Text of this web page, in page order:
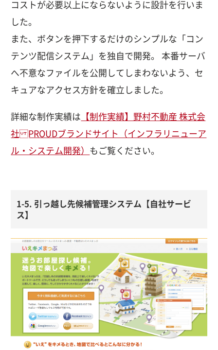
コストが必要以上にならないように設計を行いま
した。
また、ボタンを押下するだけのシンプルな「コン
テンツ配信システム」を独自で開発。 本番サーバ
へ不意なファイルを公開してしまわないよう、セ
キュアなアクセス方針を確立しました。
詳細な制作実績は 【制作実績】野村不動産 株式会
社 PROUDブランドサイト（インフラリニューア
ル・システム開発） もご覧ください。
1-5. 引っ越し先候補管理システム【自社サービ
ス】